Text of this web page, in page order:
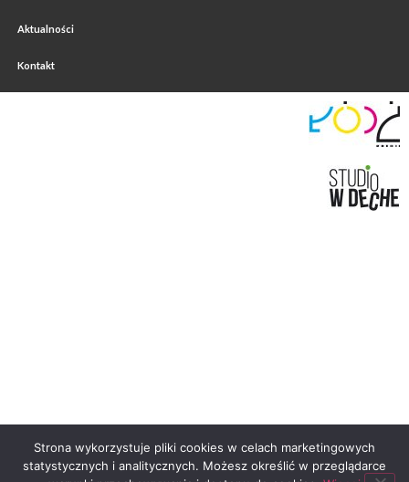
Aktualności
Kontakt
Strona wykorzystuje pliki cookies w celach marketingowych
statystycznych i analitycznych. Możesz określić w przeglądarce